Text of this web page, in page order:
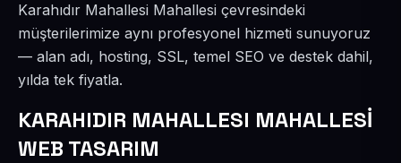
Karahıdır Mahallesi Mahallesi çevresindeki
müşterilerimize aynı profesyonel hizmeti sunuyoruz
— alan adı, hosting, SSL, temel SEO ve destek dahil,
yılda tek fiyatla.
KARAHIDIR MAHALLESI MAHALLESİ
WEB TASARIM